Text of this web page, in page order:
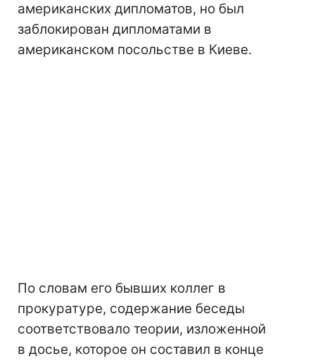
американских дипломатов, но был
заблокирован дипломатами в
американском посольстве в Киеве.
По словам его бывших коллег в
прокуратуре, содержание беседы
соответствовало теории, изложенной
в досье, которое он составил в конце